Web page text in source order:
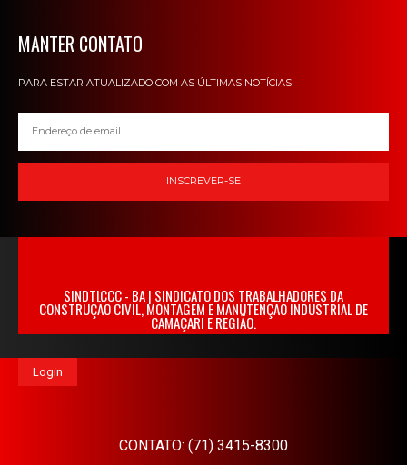
MANTER CONTATO
PARA ESTAR ATUALIZADO COM AS ÚLTIMAS NOTÍCIAS
INSCREVER-SE
SINDTICCC - BA | SINDICATO DOS TRABALHADORES DA
CONSTRUÇÃO CIVIL, MONTAGEM E MANUTENÇÃO INDUSTRIAL DE
CAMAÇARI E REGIÃO.
Login
CONTATO: (71) 3415-8300